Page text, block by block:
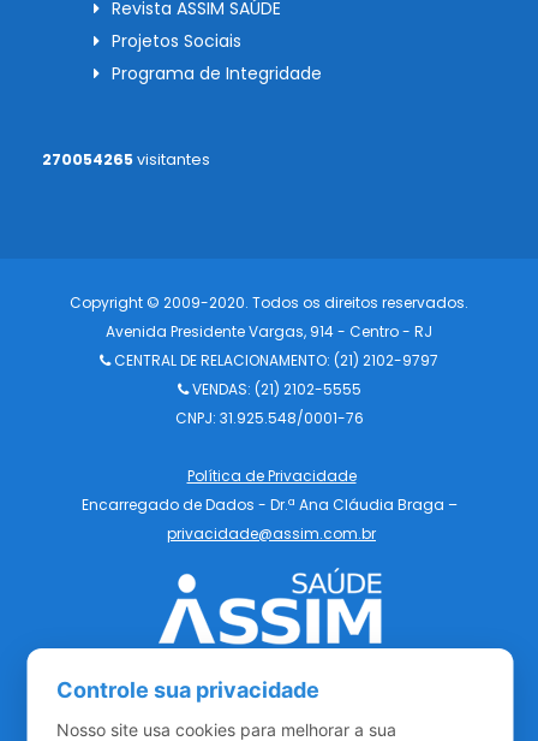
Revista ASSIM SAÚDE
Projetos Sociais
Programa de Integridade
270054265visitantes
Copyright © 2009-2020. Todos os direitos reservados.
Avenida Presidente Vargas, 914 - Centro - RJ
CENTRAL DE RELACIONAMENTO: (21) 2102-9797
VENDAS: (21) 2102-5555
CNPJ: 31.925.548/0001-76
Política de Privacidade
Encarregado de Dados - Dr.ª Ana Cláudia Braga –
privacidade@assim.com.br
Controle sua privacidade
Nosso site usa cookies para melhorar a sua